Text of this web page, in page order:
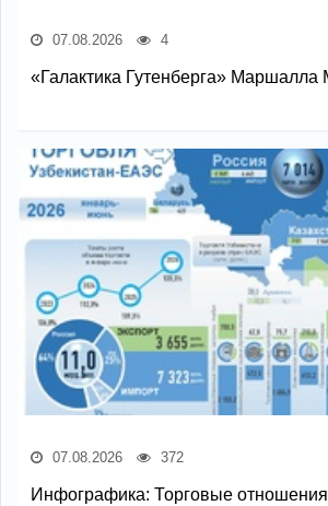
07.08.2026 4
«Галактика Гутенберга» Маршалла
07.08.2026 372
Инфографика: Торговые отношения